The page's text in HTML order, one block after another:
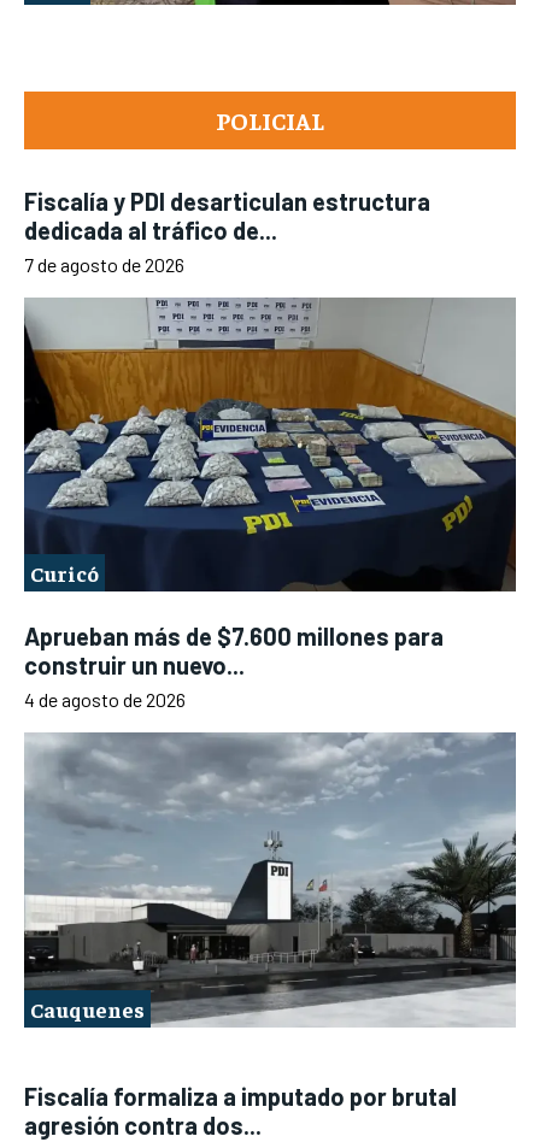
POLICIAL
Fiscalía y PDI desarticulan estructura
dedicada al tráfico de...
7 de agosto de 2026
Curicó
Aprueban más de $7.600 millones para
construir un nuevo...
4 de agosto de 2026
Cauquenes
Fiscalía formaliza a imputado por brutal
agresión contra dos...